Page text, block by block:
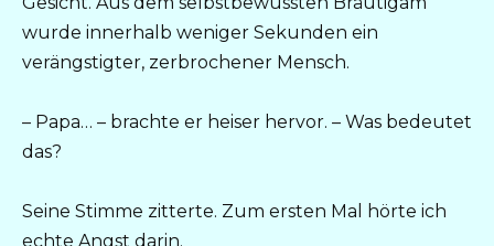
wurde innerhalb weniger Sekunden ein
verängstigter, zerbrochener Mensch.
– Papa… – brachte er heiser hervor. – Was bedeutet
das?
Seine Stimme zitterte. Zum ersten Mal hörte ich
echte Angst darin.